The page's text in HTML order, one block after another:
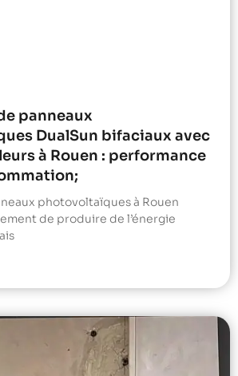
panneaux
DualSun bifaciaux avec
à Rouen : performance
photovoltaïques à Rouen
de produire de l’énergie